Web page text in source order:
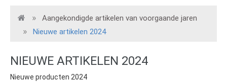
Aangekondigde artikelen van voorgaande jaren
Nieuwe artikelen 2024
NIEUWE ARTIKELEN 2024
Nieuwe producten 2024